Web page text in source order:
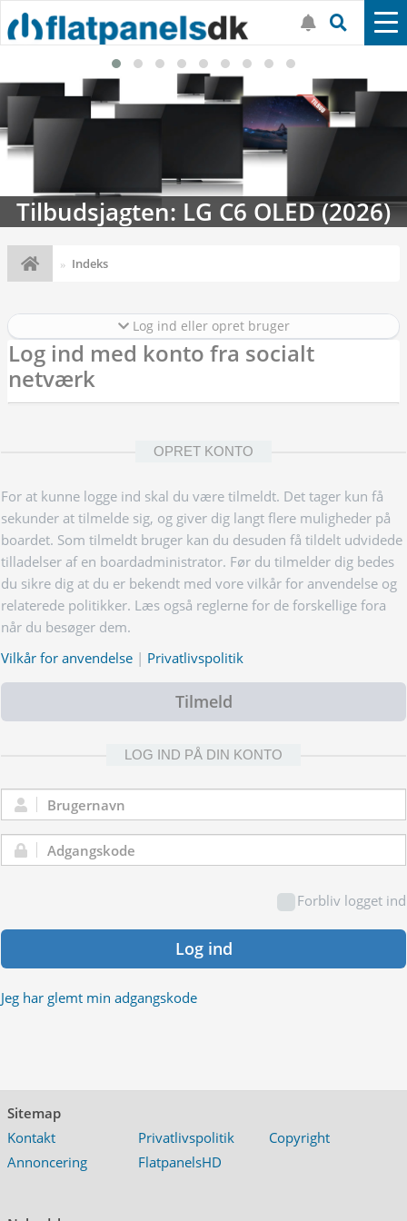
Tilbudsjagten: LG C6 OLED (2026)
Indeks
Log ind eller opret bruger
Log ind med konto fra socialt
netværk
OPRET KONTO
For at kunne logge ind skal du være tilmeldt. Det tager kun få
sekunder at tilmelde sig, og giver dig langt flere muligheder på
boardet. Som tilmeldt bruger kan du desuden få tildelt udvidede
tilladelser af en boardadministrator. Før du tilmelder dig bedes
du sikre dig at du er bekendt med vore vilkår for anvendelse og
relaterede politikker. Læs også reglerne for de forskellige fora
når du besøger dem.
Vilkår for anvendelse | Privatlivspolitik
Tilmeld
LOG IND PÅ DIN KONTO
Brugernavn:
Adgangskode:
Forbliv logget ind
Log ind
Jeg har glemt min adgangskode
Sitemap
Kontakt
Privatlivspolitik
Copyright
Annoncering
FlatpanelsHD